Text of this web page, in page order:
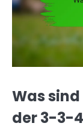
Was
der 3-3-